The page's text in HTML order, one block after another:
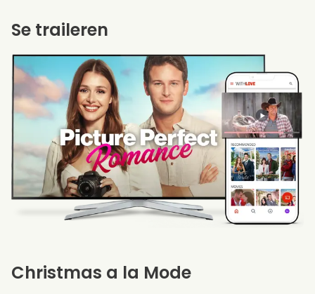
Christmas a la Mode
Se traileren